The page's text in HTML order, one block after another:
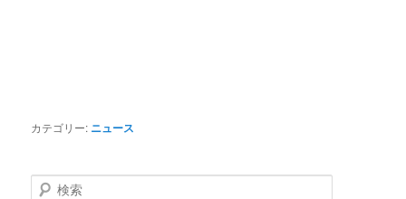
カテゴリー: ニュース
検索